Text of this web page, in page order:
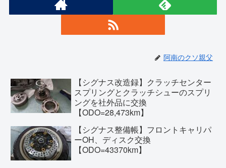
阿南のクソ親父
【シグナス改造録】クラッチセンター
スプリングとクラッチシューのスプリ
ングを社外品に交換
【ODO=28,473km】
【シグナス整備帳】フロントキャリパ
ーOH、ディスク交換
【ODO=43370km】